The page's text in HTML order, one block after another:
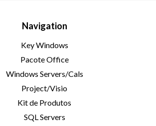
Navigation
Key Windows
Pacote Office
Windows Servers/Cals
Project/Visio
Kit de Produtos
SQL Servers